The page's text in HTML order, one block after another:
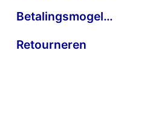
Betalingsmogelijkheden
Retourneren